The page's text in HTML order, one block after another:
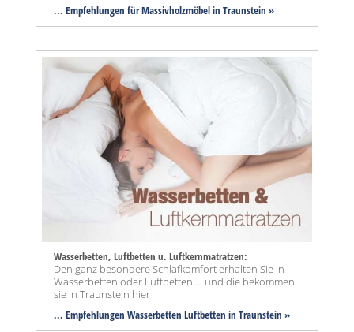
... Empfehlungen für Massivholzmöbel in Traunstein »
Wasserbetten, Luftbetten u. Luftkernmatratzen:
Den ganz besondere Schlafkomfort erhalten Sie in
Wasserbetten oder Luftbetten ... und die bekommen
sie in Traunstein hier
... Empfehlungen Wasserbetten Luftbetten in Traunstein »